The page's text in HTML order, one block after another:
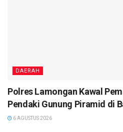
DAERAH
Polres Lamongan Kawal
Pendaki Gunung Piramid di
6 AGUSTUS 2026